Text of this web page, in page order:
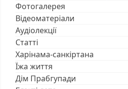
Фотогалерея
Відеоматеріали
Аудіолекції
Статті
Харінама-санкіртана
Їжа життя
Дім Прабгупади